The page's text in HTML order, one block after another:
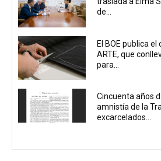
de...
El BOE publica
ARTE, que
para...
Cincuenta años
amnistía de la
excarcelados...